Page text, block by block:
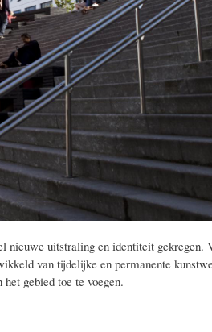
nieuwe uitstraling en identiteit gekregen.
van tijdelijke en permanente
gebied toe te voegen.